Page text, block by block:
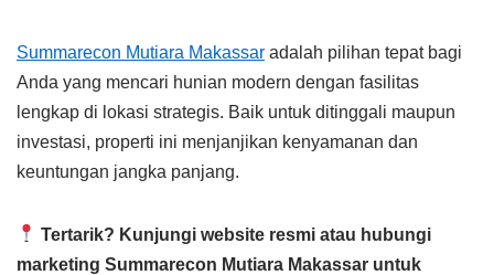
Summarecon Mutiara Makassar adalah pilihan tepat bagi
Anda yang mencari hunian modern dengan fasilitas
lengkap di lokasi strategis. Baik untuk ditinggali maupun
investasi, properti ini menjanjikan kenyamanan dan
keuntungan jangka panjang.
Tertarik? Kunjungi website resmi atau hubungi
marketing Summarecon Mutiara Makassar untuk